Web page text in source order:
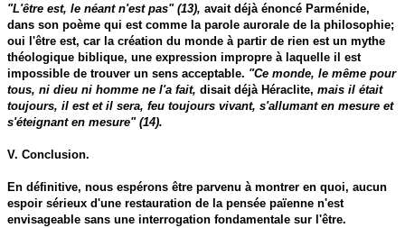
"L'être est, le néant n'est pas" (13), avait déjà énoncé Parménide,
dans son poème qui est comme la parole aurorale de la philosophie;
oui l'être est, car la création du monde à partir de rien est un mythe
théologique biblique, une expression impropre à laquelle il est
impossible de trouver un sens acceptable. "Ce monde, le même pour
tous, ni dieu ni homme ne l'a fait, disait déjà Héraclite,mais il était
toujours, il est et il sera, feu toujours vivant, s'allumant en mesure et
s'éteignant en mesure" (14).
V. Conclusion.
En définitive, nous espérons être parvenu à montrer en quoi, aucun
espoir sérieux d'une restauration de la pensée païenne n'est
envisageable sans une interrogation fondamentale sur l'être.